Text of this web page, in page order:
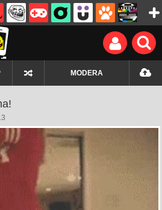
MODERA